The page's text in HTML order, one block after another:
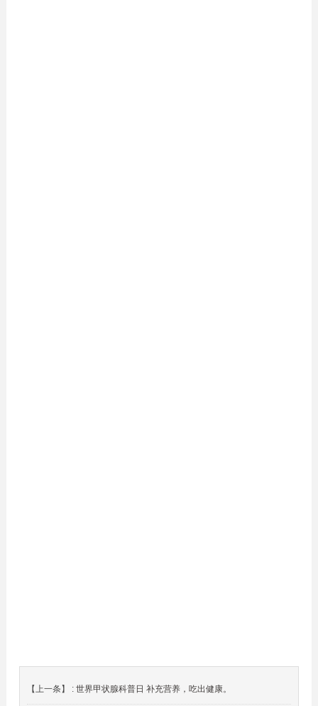
【上一条】 :世界甲状腺科普日 补充营养，吃出健康。